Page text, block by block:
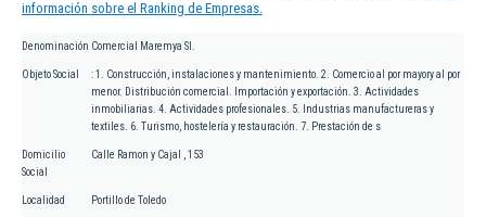
información sobre el Ranking de Empresas.
Denominación Comercial Maremya Sl.
Objeto Social
: 1. Construcción, instalaciones y mantenimiento. 2. Comercio al por mayory al por
menor. Distribución comercial. Importación y exportación. 3. Actividades
inmobiliarias. 4. Actividades profesionales. 5. Industrias manufactureras y
textiles. 6. Turismo, hostelería y restauración. 7. Prestación de s
Domicilio
Social
Calle Ramon y Cajal , 153
Localidad Portillo de Toledo